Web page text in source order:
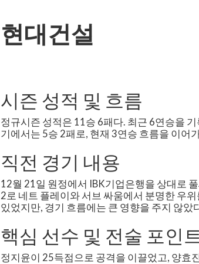
현대건설
시즌 성적 및 흐름
정규시즌 성적은 11승 6패다. 최근 6연승을
기에서는 5승 2패로, 현재 3연승 흐름을 이어
직전 경기 내용
12월 21일 원정에서 IBK기업은행을 상대로
2로 네트 플레이와 서브 싸움에서 분명한 우
있었지만, 경기 흐름에는 큰 영향을 주지 않았
핵심 선수 및 전술 포인
정지윤이 25득점으로 공격을 이끌었고, 양효